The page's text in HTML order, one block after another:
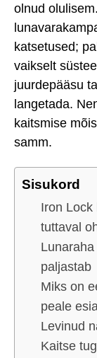
olnud
katsetused;
vaikselt
juurdepääsu
langetada.
kaitsmise
samm.
Sisukord
Iron Lock
tuttaval
paljastab
Miks on
peale
Levinud
Kaitse